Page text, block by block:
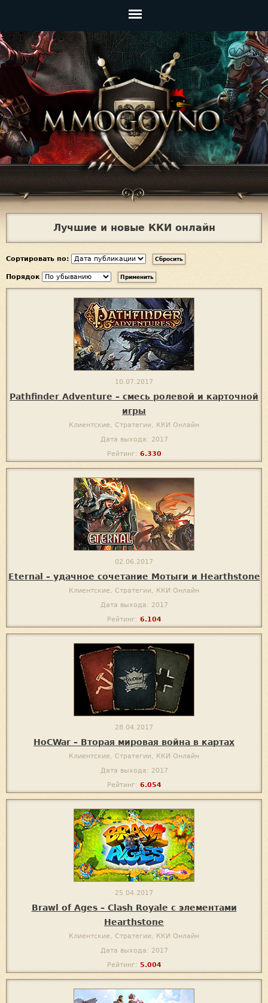
Главное
меню
Jump to navigation
Лучшие и новые ККИ онлайн
Сортировать по:
Порядок
10.07.2017
Pathfinder Adventure – смесь ролевой и карточной
игры
Клиентские, Стратегии, ККИ Онлайн
Дата выхода: 2017
Рейтинг: 6.330
02.06.2017
Eternal – удачное сочетание Мотыги и Hearthstone
Клиентские, Стратегии, ККИ Онлайн
Дата выхода: 2017
Рейтинг: 6.104
28.04.2017
HoCWar – Вторая мировая война в картах
Клиентские, Стратегии, ККИ Онлайн
Дата выхода: 2017
Рейтинг: 6.054
25.04.2017
Brawl of Ages – Clash Royale с элементами
Hearthstone
Клиентские, Стратегии, ККИ Онлайн
Дата выхода: 2017
Рейтинг: 5.004